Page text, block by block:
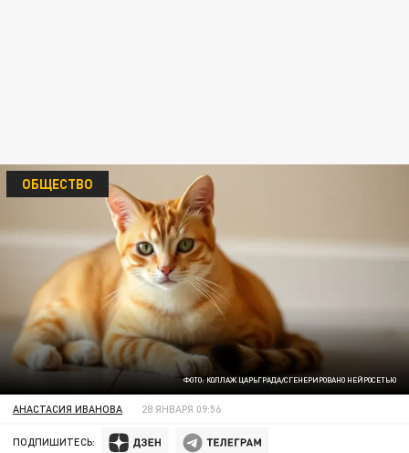
ФОТО: КОЛЛАЖ ЦАРЬГРАДА/СГЕНЕРИРОВАНО НЕЙРОСЕТЬЮ
ОБЩЕСТВО
АНАСТАСИЯ ИВАНОВА 28 ЯНВАРЯ 09:56
ПОДПИШИТЕСЬ: